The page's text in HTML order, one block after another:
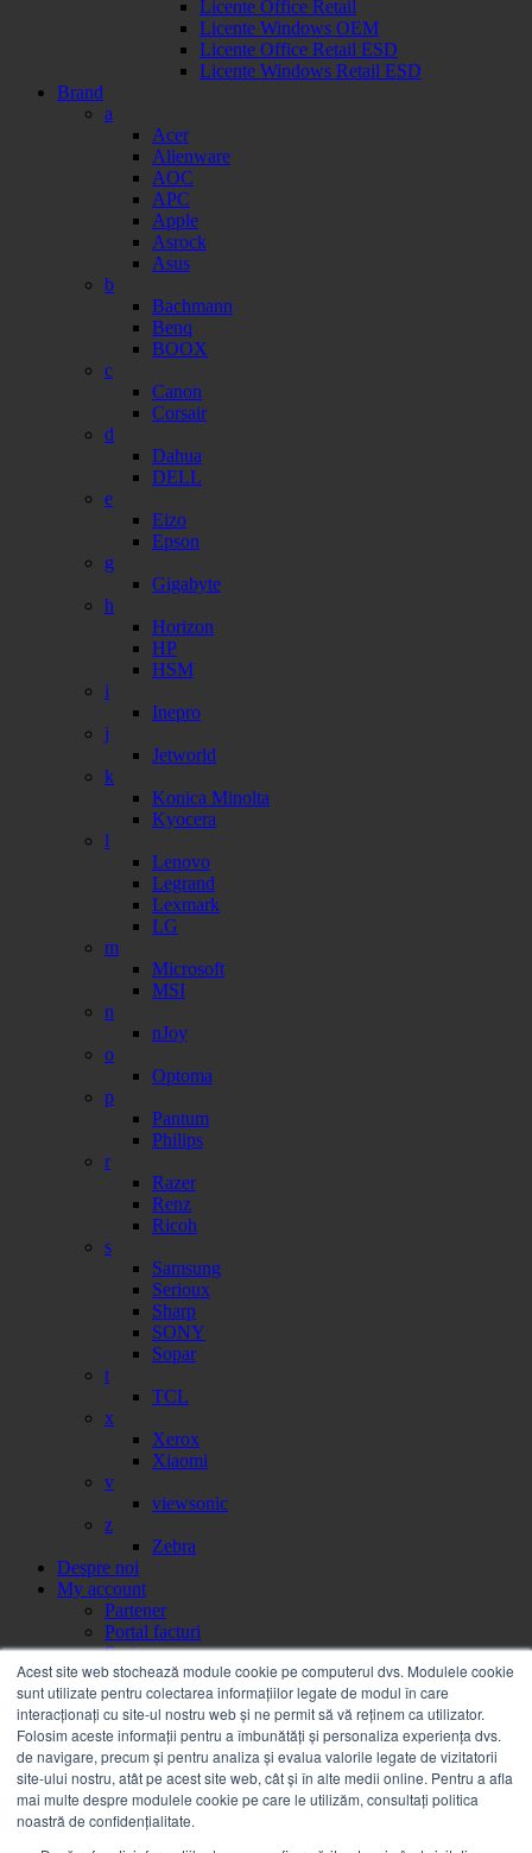
Acest site web stochează module cookie pe computerul dvs. Modulele cookie
sunt utilizate pentru colectarea informațiilor legate de modul în care
interacționați cu site-ul nostru web și ne permit să vă reținem ca utilizator.
Folosim aceste informații pentru a îmbunătăți și personaliza experiența dvs.
de navigare, precum și pentru analiza și evalua valorile legate de vizitatorii
site-ului nostru, atât pe acest site web, cât și în alte medii online. Pentru a afla
mai multe despre modulele cookie pe care le utilizăm, consultați politica
noastră de confidențialitate.
Licente Office Retail
Licente Windows OEM
Licente Office Retail ESD
Licente Windows Retail ESD
Brand
a
Acer
Alienware
AOC
APC
Apple
Asrock
Asus
b
Bachmann
Benq
BOOX
c
Canon
Corsair
d
Dahua
DELL
e
Eizo
Epson
g
Gigabyte
h
Horizon
HP
HSM
i
Inepro
j
Jetworld
k
Konica Minolta
Kyocera
l
Lenovo
Legrand
Lexmark
LG
m
Microsoft
MSI
n
nJoy
o
Optoma
p
Pantum
Philips
r
Razer
Renz
Ricoh
s
Samsung
Serioux
Sharp
SONY
Sopar
t
TCL
x
Xerox
Xiaomi
v
viewsonic
z
Zebra
Despre noi
My account
Partener
Portal facturi
Sesizare
Citire contor
Help
Servicii
Service on call
Estico – Soluții de Print & IT pentru Companii
FSMA – Full Service Maintenance Agreement
Inchiriere echipamente Xerox
Sistemul electronic de achiziții publice SEAP